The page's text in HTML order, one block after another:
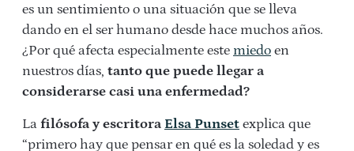
es un sentimiento o una situación que se lleva
dando en el ser humano desde hace muchos años.
¿Por qué afecta especialmente este miedo en
nuestros días, tanto que puede llegar a
considerarse casi una enfermedad?
La filósofa y escritora Elsa Punset explica que
“primero hay que pensar en qué es la soledad y es